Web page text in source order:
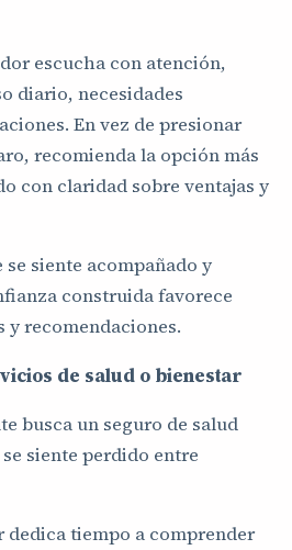
escucha con atención,
diario, necesidades
En vez de presionar
recomienda la opción más
con claridad sobre ventajas y
se siente acompañado y
construida favorece
recomendaciones.
de salud o bienestar
busca un seguro de salud
siente perdido entre
dedica tiempo a comprender